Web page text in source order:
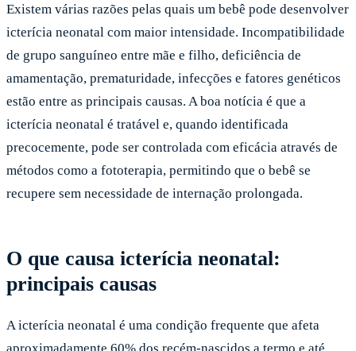
Existem várias razões pelas quais um bebê pode desenvolver
icterícia neonatal com maior intensidade. Incompatibilidade
de grupo sanguíneo entre mãe e filho, deficiência de
amamentação, prematuridade, infecções e fatores genéticos
estão entre as principais causas. A boa notícia é que a
icterícia neonatal é tratável e, quando identificada
precocemente, pode ser controlada com eficácia através de
métodos como a fototerapia, permitindo que o bebê se
recupere sem necessidade de internação prolongada.
O que causa icterícia neonatal:
principais causas
A icterícia neonatal é uma condição frequente que afeta